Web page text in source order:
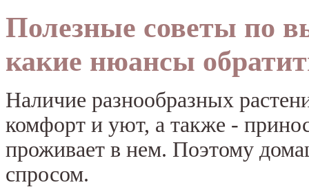
Полезные советы по
какие нюансы
Наличие разнообразных
комфорт и уют, а также -
проживает в нем. Поэтому
спросом.